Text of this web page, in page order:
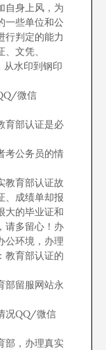
自身上风，为
一些单位和公
行判定的能力
文凭、
水印到钢印
微信
育部认证是必
考公务员的情
教育部认证故
、成绩单却报
大的毕业证和
请多留心！办
公环境，办理
教育部认证的
部留服网站永
况QQ/微信
部，办理真实